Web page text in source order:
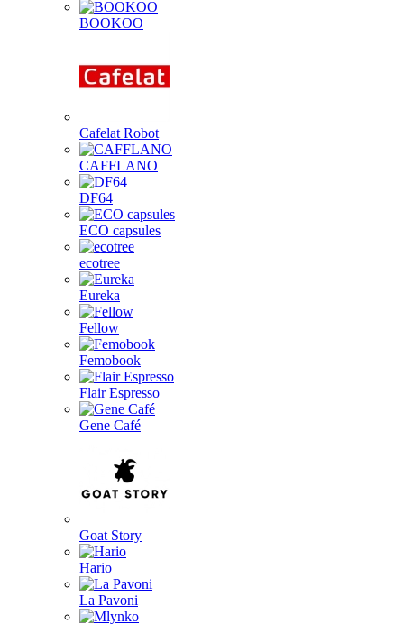
BOOKOO
Cafelat Robot
CAFFLANO
DF64
ECO capsules
ecotree
Eureka
Fellow
Femobook
Flair Espresso
Gene Café
Goat Story
Hario
La Pavoni